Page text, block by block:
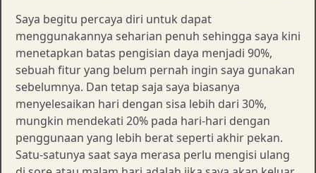
Saya begitu percaya diri untuk dapat
menggunakannya seharian penuh sehingga saya kini
menetapkan batas pengisian daya menjadi 90%,
sebuah fitur yang belum pernah ingin saya gunakan
sebelumnya. Dan tetap saja saya biasanya
menyelesaikan hari dengan sisa lebih dari 30%,
mungkin mendekati 20% pada hari-hari dengan
penggunaan yang lebih berat seperti akhir pekan.
Satu-satunya saat saya merasa perlu mengisi ulang